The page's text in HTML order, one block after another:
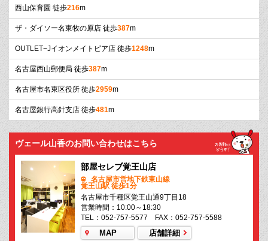
西山保育園 徒歩216m
ザ・ダイソー名東牧の原店 徒歩387m
OUTLET−Jイオンメイトピア店 徒歩1248m
名古屋西山郵便局 徒歩387m
名古屋市名東区役所 徒歩2959m
名古屋銀行高針支店 徒歩481m
ヴェール山香のお問い合わせはこちら
部屋セレブ覚王山店
名古屋市営地下鉄東山線
覚王山駅 徒歩1分
名古屋市千種区覚王山通9丁目18
営業時間：10:00～18:30
TEL：052-757-5577 FAX：052-757-5588
MAP 店舗詳細